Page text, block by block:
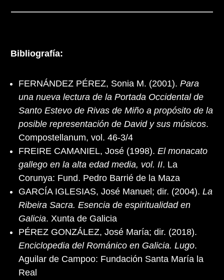
Bibliografía:
FERNÁNDEZ PÉREZ, Sonia M. (2001). Para
una nueva lectura de la Portada Occidental de
Santo Estevo de Rivas de Miño a propósito de la
posible representación de David y sus músicos.
Compostellanum, vol. 46-3/4
FREIRE CAMANIEL, José (1998). El monacato
gallego en la alta edad media, vol. II. La
Corunya: Fund. Pedro Barrié de la Maza
GARCÍA IGLESIAS, José Manuel; dir. (2004). La
Ribeira Sacra. Esencia de espiritualidad en
Galicia. Xunta de Galicia
PÉREZ GONZÁLEZ, José María; dir. (2018).
Enciclopedia del Románico en Galicia. Lugo.
Aguilar de Campoo: Fundación Santa María la
Real